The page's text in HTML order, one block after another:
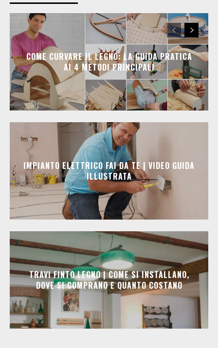
COME CURVARE IL LEGNO: LA GUIDA PRATICA
AI 4 METODI PRINCIPALI
IMPIANTO ELETTRICO FAI DA TE | VIDEO GUIDA
ILLUSTRATA
TRAVI FINTO LEGNO | COME SI INSTALLANO,
DOVE SI COMPRANO E QUANTO COSTANO